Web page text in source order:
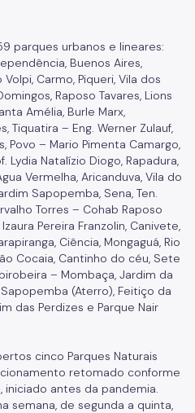
parques urbanos e lineares:
Buenos Aires,
Carmo, Piqueri, Vila dos
Raposo Tavares, Lions
Amélia, Burle Marx,
Tiquatira – Eng. Werner Zulauf,
Povo – Mario Pimenta Camargo,
Lydia Natalízio Diogo, Rapadura,
Vermelha, Aricanduva, Vila do
Sapopemba, Sena, Ten.
Torres – Cohab Raposo
Pereira Franzolin, Canivete,
Ciência, Mongaguá, Rio
Cocaia, Cantinho do céu, Sete
– Mombaça, Jardim da
(Aterro), Feitiço da
das Perdizes e Parque Nair
cinco Parques Naturais
retomado conforme
antes da pandemia.
semana, de segunda a quinta,